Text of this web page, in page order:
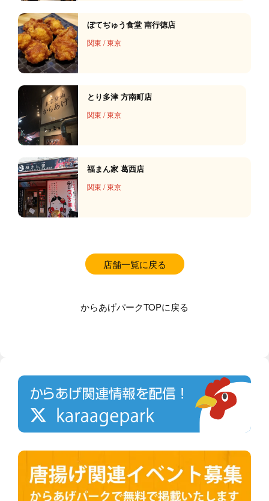
ぼてぢゅう食堂 南行徳店
関東 /東京
とり多津 方南町店
関東 /東京
福まん家 葛西店
関東 /東京
店舗一覧に戻る
からあげパークTOPに戻る